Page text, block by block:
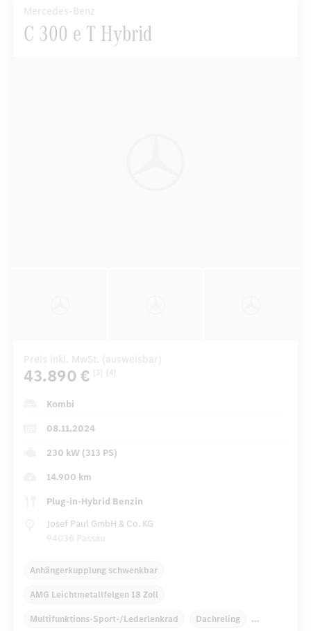
Mercedes-Benz
C 300 e T Hybrid
Preis inkl. MwSt. (ausweisbar)
43.890 € [3] [4]
Kombi
08.11.2024
230 kW (313 PS)
14.900 km
Plug-in-Hybrid Benzin
Josef Paul GmbH & Co. KG
94036 Passau
Anhängerkupplung schwenkbar
AMG Leichtmetallfelgen 18 Zoll
Multifunktions-Sport-/Lederlenkrad Dachreling